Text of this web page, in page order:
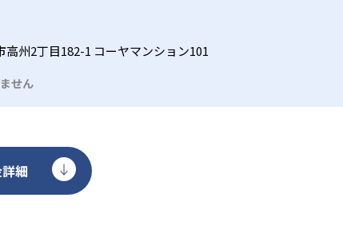
高州2丁目182-1 コーヤマンション101
せん
細